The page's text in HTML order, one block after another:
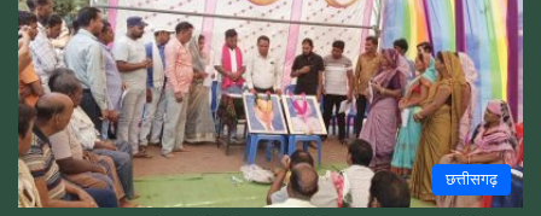
छत्तीसगढ़